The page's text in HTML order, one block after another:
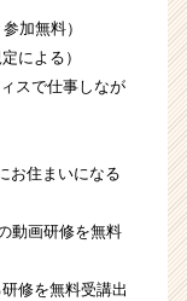
加無料）
による）
スで仕事しなが
お住まいになる
動画研修を無料
修を無料受講出